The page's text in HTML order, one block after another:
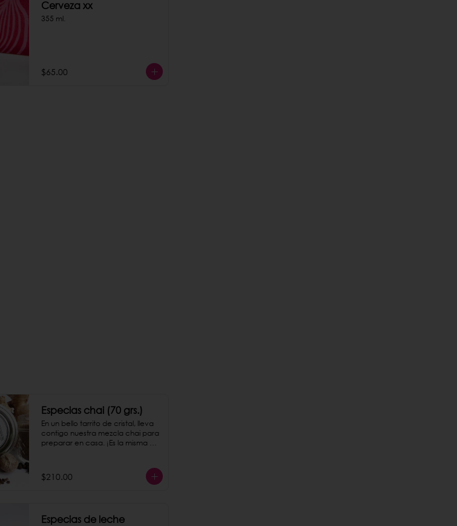
Cerveza xx
355 ml.
$65.00
Especias chai (70 grs.)
En un bello tarrito de cristal, lleva
contigo nuestra mezcla chai para
preparar en casa. ¡Es la misma
$210.00
Especias de leche